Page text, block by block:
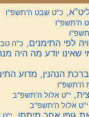
כ"ט שבט ה'תשפ''ו
ה'תשפ''ו
לפי התימנים,כ"ה
שאינו יודע מה היה
הנהנין, מדוע
ה'תשפ''ו
י"ט אלול ה'תשפ''ב
י"ט אלול ה'תשפ''ב